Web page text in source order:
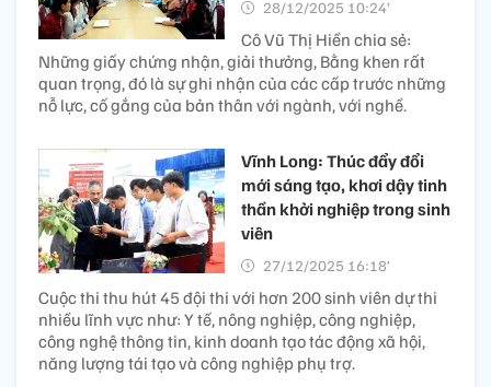
28/12/2025 10:24’
Cô Vũ Thị Hiền chia sẻ:
Những giấy chứng nhận, giải thưởng, Bằng khen rất
quan trọng, đó là sự ghi nhận của các cấp trước những
nỗ lực, cố gắng của bản thân với ngành, với nghề.
Vĩnh Long: Thúc đẩy đổi
mới sáng tạo, khơi dậy tinh
thần khởi nghiệp trong sinh
viên
27/12/2025 16:18’
Cuộc thi thu hút 45 đội thi với hơn 200 sinh viên dự thi
nhiều lĩnh vực như: Y tế, nông nghiệp, công nghiệp,
công nghệ thông tin, kinh doanh tạo tác động xã hội,
năng lượng tái tạo và công nghiệp phụ trợ.